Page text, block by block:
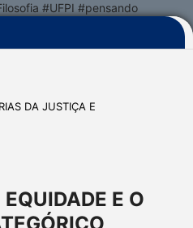
#UFPI #pensando
DA JUSTIÇA E
E O